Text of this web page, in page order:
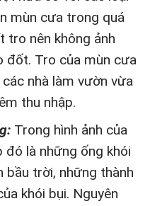
mùn cưa trong quá
tro nên không ảnh
đốt. Tro của mùn cưa
nhà làm vườn vừa
thu nhập.
Trong hình ảnh của
đó là những ống khói
bầu trời, những thành
khói bụi. Nguyên